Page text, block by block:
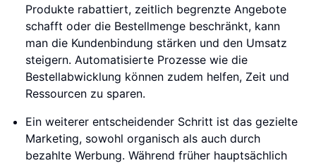
Produkte rabattiert, zeitlich begrenzte Angebote
schafft oder die Bestellmenge beschränkt, kann
man die Kundenbindung stärken und den Umsatz
steigern. Automatisierte Prozesse wie die
Bestellabwicklung können zudem helfen, Zeit und
Ressourcen zu sparen.
Ein weiterer entscheidender Schritt ist das gezielte
Marketing, sowohl organisch als auch durch
bezahlte Werbung. Während früher hauptsächlich